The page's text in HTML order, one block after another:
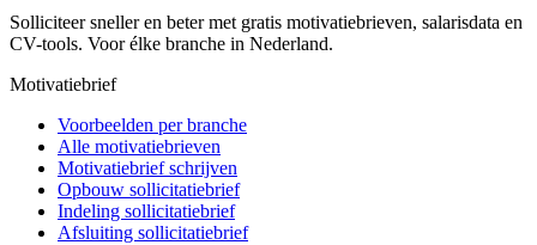
Solliciteer sneller en beter met gratis motivatiebrieven, salarisdata en
CV-tools. Voor élke branche in Nederland.
Motivatiebrief
Voorbeelden per branche
Alle motivatiebrieven
Motivatiebrief schrijven
Opbouw sollicitatiebrief
Indeling sollicitatiebrief
Afsluiting sollicitatiebrief